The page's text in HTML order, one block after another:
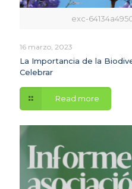
exc-
16 marzo, 2023
La Importancia de la
Celebrar
Read more